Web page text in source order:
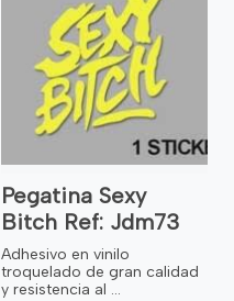
Pegatina Sexy
Bitch Ref: Jdm73
Adhesivo en vinilo
troquelado de gran calidad
y resistencia al ...